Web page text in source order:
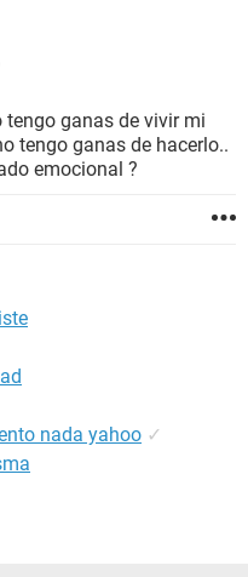
ganas de vivir mi
tengo ganas de hacerlo..
emocional ?
nada yahoo ✓